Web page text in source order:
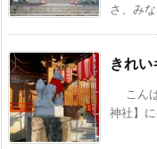
さ、み
きれ
こん
神社】